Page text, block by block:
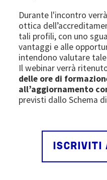
Durante l'incontro
ottica
tali profili, con uno
vantaggi e alle
intendono valutare
Il webinar verrà
delle ore di
all’aggiornamento
previsti dallo Schema